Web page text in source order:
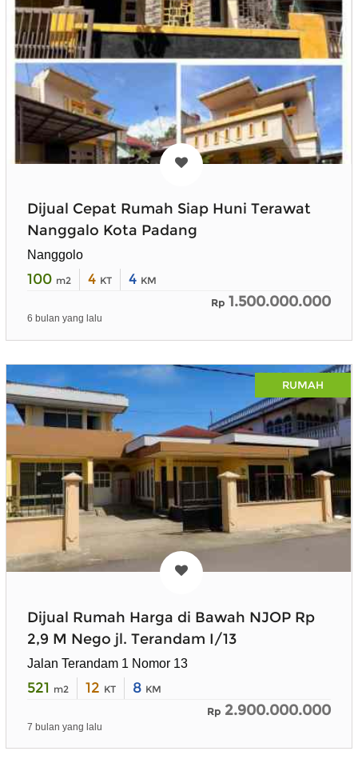
Dijual Cepat Rumah Siap Huni Terawat
Nanggalo Kota Padang
Nanggolo
100 m2 4 KT 4 KM
Rp 1.500.000.000
6 bulan yang lalu
RUMAH
Dijual Rumah Harga di Bawah NJOP Rp
2,9 M Nego jl. Terandam I/13
Jalan Terandam 1 Nomor 13
521 m2 12 KT 8 KM
Rp 2.900.000.000
7 bulan yang lalu